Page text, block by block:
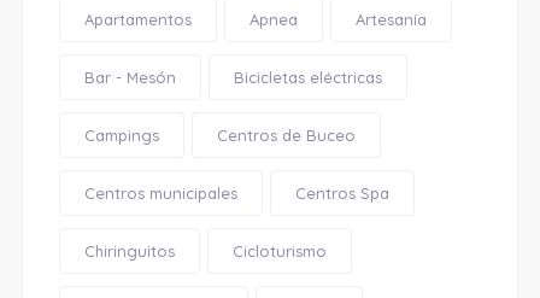
Apartamentos Apnea Artesanía
Bar - Mesón Bicicletas eléctricas
Campings Centros de Buceo
Centros municipales Centros Spa
Chiringuitos Cicloturismo